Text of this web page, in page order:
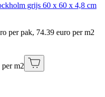
grijs 60 x 60 x 4,8 cm
per pak, 74.39 euro per m2
m2